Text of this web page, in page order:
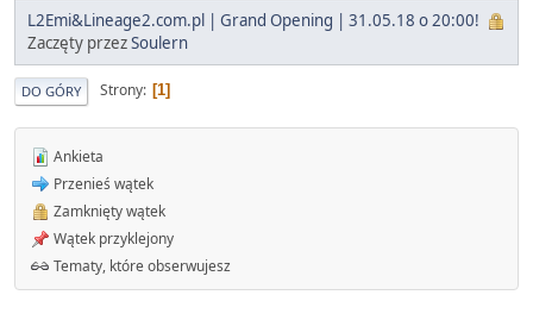
L2Emi&Lineage2.com.pl | Grand Opening | 31.05.18 o 20:00!
Zaczęty przezSoulern
DO GÓRY Strony 1
Ankieta
Przenieś wątek
Zamknięty wątek
Wątek przyklejony
Tematy, które obserwujesz